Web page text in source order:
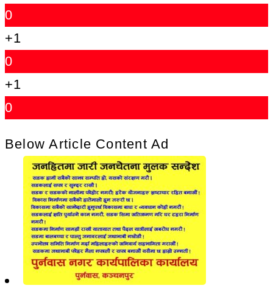
0
+1
0
+1
0
Below Article Content Ad